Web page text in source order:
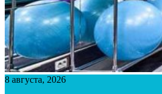
8 августа, 2026